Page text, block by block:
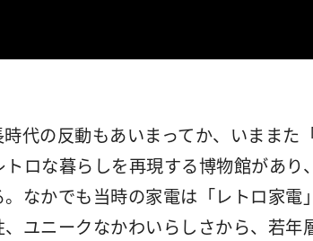
代の反動もあいまってか、いままた
ロな暮らしを再現する博物館があり
なかでも当時の家電は「レトロ家電
ユニークなかわいらしさから、若年